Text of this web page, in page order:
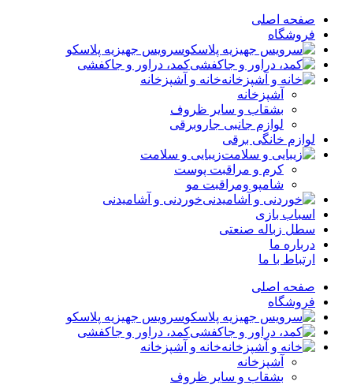
صفحه اصلی
فروشگاه
سرویس جهیزیه پلاسکو
کمد، دراور و جاکفشی
خانه و آشپزخانه
آشپزخانه
بشقاب و سایر ظروف
لوازم جانبی جاروبرقی
لوازم خانگی برقی
زیبایی و سلامت
کرم و مراقبت پوست
شامپو ومراقبت مو
خوردنی و آشامیدنی
اسباب بازی
سطل زباله صنعتی
درباره ما
ارتباط با ما
صفحه اصلی
فروشگاه
سرویس جهیزیه پلاسکو
کمد، دراور و جاکفشی
خانه و آشپزخانه
آشپزخانه
بشقاب و سایر ظروف